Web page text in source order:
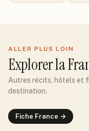
ALLER PLUS LOIN
Explorerla
Autres récits, hôtels et
destination.
Fiche France →